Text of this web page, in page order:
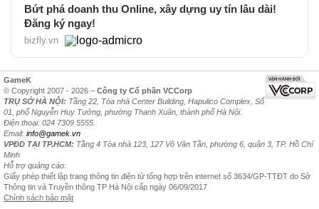
Bứt phá doanh thu Online, xây dựng uy tín lâu dài!
Đăng ký ngay!
bizfly.vn
GameK
© Copyright 2007 - 2026 – Công ty Cổ phần VCCorp
TRỤ SỞ HÀ NỘI: Tầng 22, Tòa nhà Center Building, Hapulico Complex, Số
01, phố Nguyễn Huy Tưởng, phường Thanh Xuân, thành phố Hà Nội.
Điện thoại: 024 7309 5555.
Email: info@gamek.vn
VPĐD TẠI TP.HCM: Tầng 4 Tòa nhà 123, 127 Võ Văn Tần, phường 6, quận 3, TP. Hồ Chí
Minh
Hỗ trợ quảng cáo:
Giấy phép thiết lập trang thông tin điện tử tổng hợp trên internet số 3634/GP-TTĐT do Sở
Thông tin và Truyền thông TP Hà Nội cấp ngày 06/09/2017
Chính sách bảo mật